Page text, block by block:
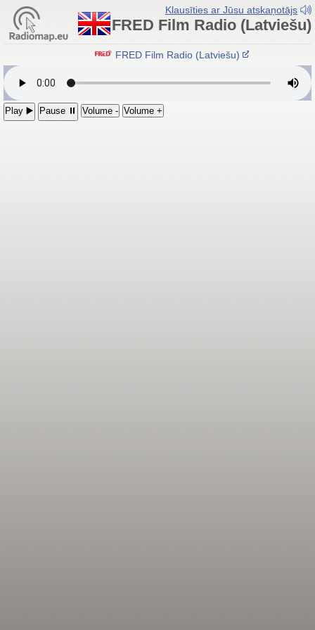
Klausīties ar Jūsu atskaņotājs
FRED Film Radio (Latviešu)
FRED Film Radio (Latviešu)
Play ▶️ Pause ⏸ Volume - Volume +